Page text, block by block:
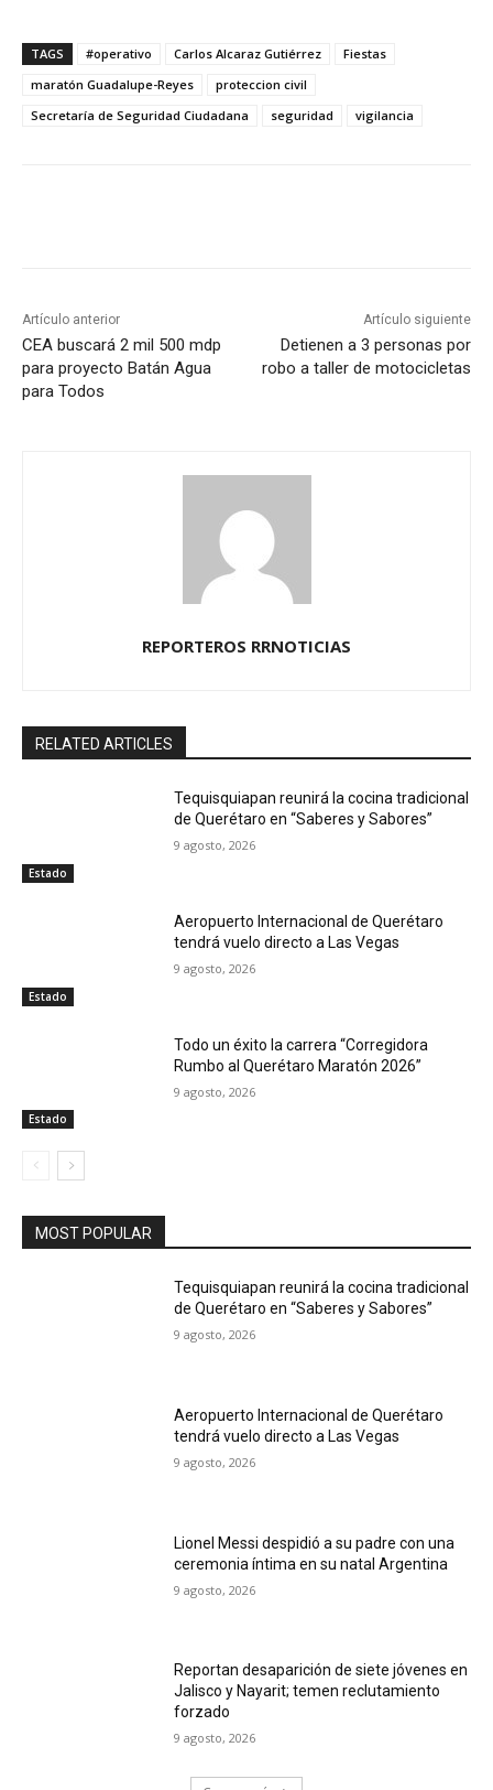
TAGS #operativo Carlos Alcaraz Gutiérrez
Fiestas
maratón Guadalupe-Reyes
proteccion civil
Secretaría de Seguridad Ciudadana
seguridad vigilancia
Artículo anterior
CEA buscará 2 mil 500 mdp
para proyecto Batán Agua
para Todos
Artículo siguiente
Detienen a 3 personas por
robo a taller de motocicletas
REPORTEROS RRNOTICIAS
RELATED ARTICLES
Estado
Tequisquiapan reunirá la cocina tradicional
de Querétaro en “Saberes y Sabores”
9 agosto, 2026
Estado
Aeropuerto Internacional de Querétaro
tendrá vuelo directo a Las Vegas
9 agosto, 2026
Estado
Todo un éxito la carrera “Corregidora
Rumbo al Querétaro Maratón 2026”
9 agosto, 2026
MOST POPULAR
Tequisquiapan reunirá la cocina tradicional
de Querétaro en “Saberes y Sabores”
9 agosto, 2026
Aeropuerto Internacional de Querétaro
tendrá vuelo directo a Las Vegas
9 agosto, 2026
Lionel Messi despidió a su padre con una
ceremonia íntima en su natal Argentina
9 agosto, 2026
Reportan desaparición de siete jóvenes en
Jalisco y Nayarit; temen reclutamiento
forzado
9 agosto, 2026